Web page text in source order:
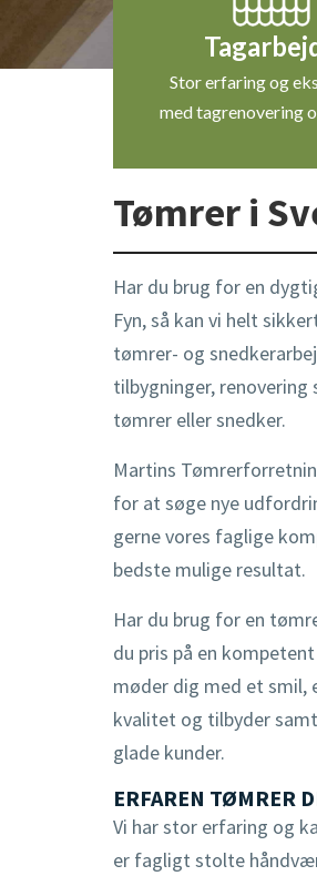
Stor erfaring og
med tagrenovering
​Tømrer i
Har du brug for en
Fyn, så kan vi helt
tømrer- og
tilbygninger,
tømrer eller snedker.
Martins
for at søge nye
gerne vores faglige
bedste mulige resultat.
Har du brug for en
du pris på en
møder dig med et smil,
kvalitet og tilbyder
glade kunder.
ERFAREN TØMRER
Vi har stor erfaring og
er fagligt stolte